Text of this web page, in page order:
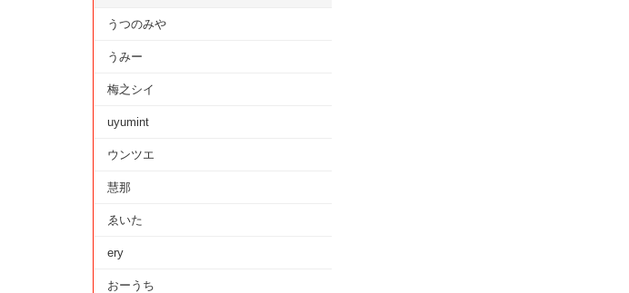
うつのみや
うみー
梅之シイ
uyumint
ウンツエ
慧那
ゑいた
ery
おーうち